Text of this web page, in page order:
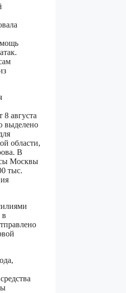
8 августа
выделено
области,
В
Москвы
тыс.
в